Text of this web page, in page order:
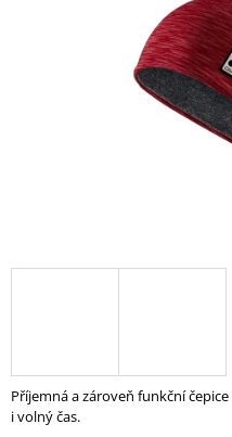
Příjemná a zároveň funkční
i volný čas.
P
O
R